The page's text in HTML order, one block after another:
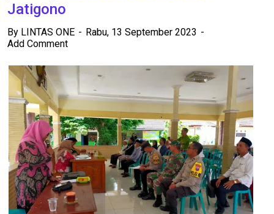
Jatigono
By LINTAS ONE
Rabu, 13 September 2023
Add Comment